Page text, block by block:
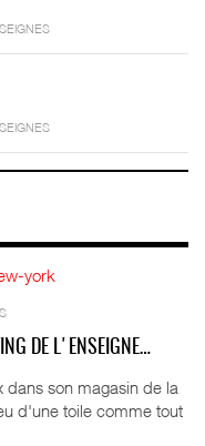
DE L'ENSEIGNE…
dans son magasin de la
d'une toile comme tout